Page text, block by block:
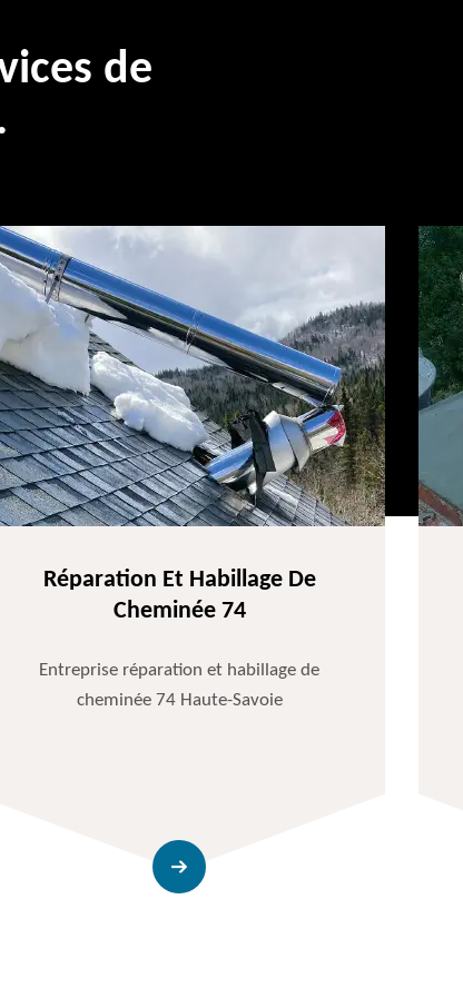
de
Réparation Et Habillage De
Cheminée 74
Entreprise réparation et habillage de
cheminée 74 Haute-Savoie